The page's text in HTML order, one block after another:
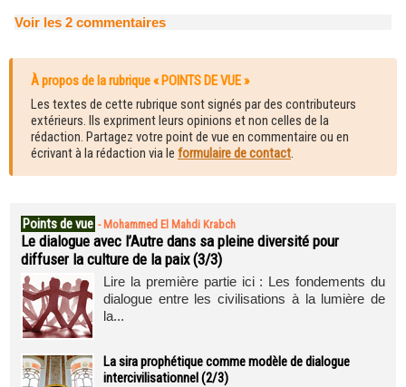
Voir les 2 commentaires
À propos de la rubrique « POINTS DE VUE »
Les textes de cette rubrique sont signés par des contributeurs
extérieurs. Ils expriment leurs opinions et non celles de la
rédaction. Partagez votre point de vue en commentaire ou en
écrivant à la rédaction via le formulaire de contact.
Points de vue - Mohammed El Mahdi Krabch
Le dialogue avec l’Autre dans sa pleine diversité pour
diffuser la culture de la paix (3/3)
Lire la première partie ici : Les fondements du
dialogue entre les civilisations à la lumière de
la...
La sira prophétique comme modèle de dialogue
intercivilisationnel (2/3)